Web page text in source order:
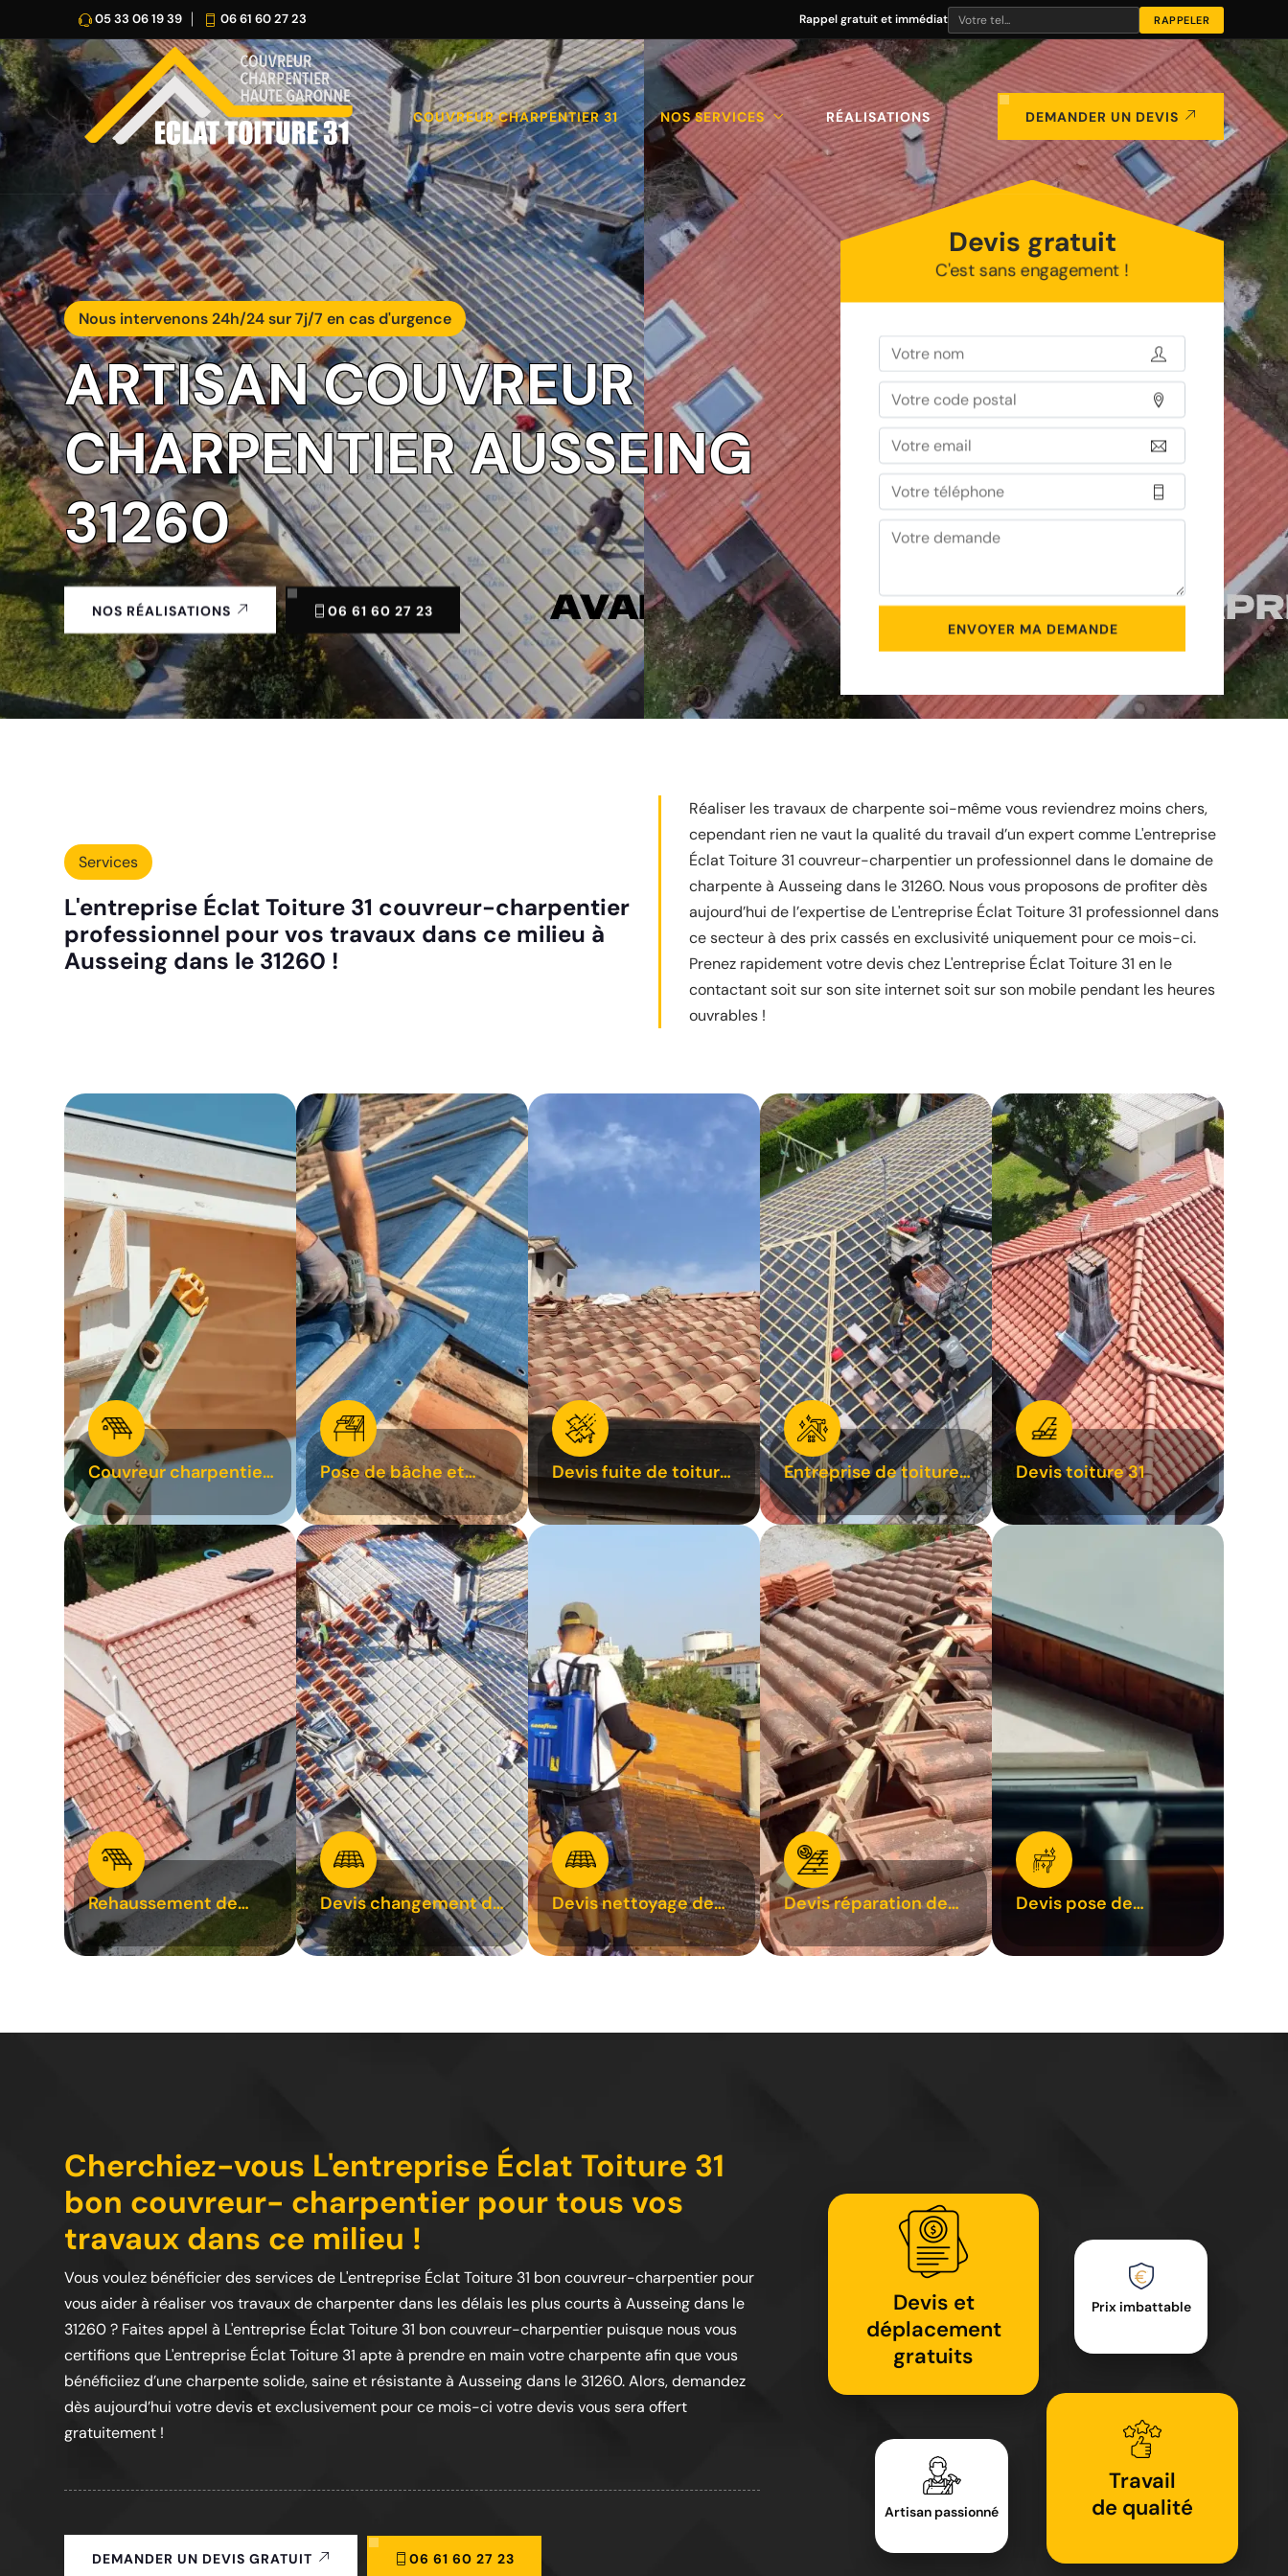
05 33 06 19 39 06 61 60 27 23 Rappel gratuit et immédiat
COUVREUR CHARPENTIER 31 NOS SERVICES RÉALISATIONS DEMANDER UN DEVIS
Nous intervenons 24h/24 sur 7j/7 en cas d'urgence
ARTISAN COUVREUR
CHARPENTIER AUSSEING
31260
NOS RÉALISATIONS 06 61 60 27 23
Devis gratuit
C'est sans engagement !
Services
L'entreprise Éclat Toiture 31 couvreur-charpentier
professionnel pour vos travaux dans ce milieu à
Ausseing dans le 31260 !
Réaliser les travaux de charpente soi-même vous reviendrez moins chers,
cependant rien ne vaut la qualité du travail d’un expert comme L'entreprise
Éclat Toiture 31 couvreur-charpentier un professionnel dans le domaine de
charpente à Ausseing dans le 31260. Nous vous proposons de profiter dès
aujourd’hui de l’expertise de L'entreprise Éclat Toiture 31 professionnel dans
ce secteur à des prix cassés en exclusivité uniquement pour ce mois-ci.
Prenez rapidement votre devis chez L'entreprise Éclat Toiture 31 en le
contactant soit sur son site internet soit sur son mobile pendant les heures
ouvrables !
Couvreur charpentier
31
Pose de bâche et
bâchage de toiture 31
Devis fuite de toiture
31
Entreprise de toiture
31
Devis toiture 31
Rehaussement de
toiture 31
Devis changement de
tuile 31
Devis nettoyage de
toiture 31
Devis réparation de
toiture 31
Devis pose de
Cherchiez-vous L'entreprise Éclat Toiture 31
bon couvreur- charpentier pour tous vos
travaux dans ce milieu !
Vous voulez bénéficier des services de L'entreprise Éclat Toiture 31 bon couvreur-charpentier pour
vous aider à réaliser vos travaux de charpenter dans les délais les plus courts à Ausseing dans le
31260 ? Faites appel à L'entreprise Éclat Toiture 31 bon couvreur-charpentier puisque nous vous
certifions que L'entreprise Éclat Toiture 31 apte à prendre en main votre charpente afin que vous
bénéficiiez d’une charpente solide, saine et résistante à Ausseing dans le 31260. Alors, demandez
dès aujourd’hui votre devis et exclusivement pour ce mois-ci votre devis vous sera offert
gratuitement !
Devis et
déplacement
gratuits
Artisan passionné
Prix imbattable
Travail
de qualité
DEMANDER UN DEVIS GRATUIT 06 61 60 27 23